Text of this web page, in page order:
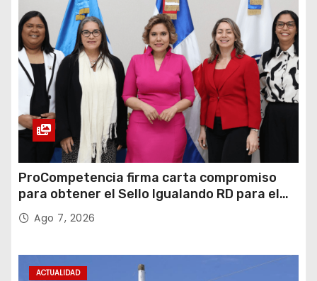
ProCompetencia firma carta compromiso
para obtener el Sello Igualando RD para el
Sector Público
Ago 7, 2026
ACTUALIDAD